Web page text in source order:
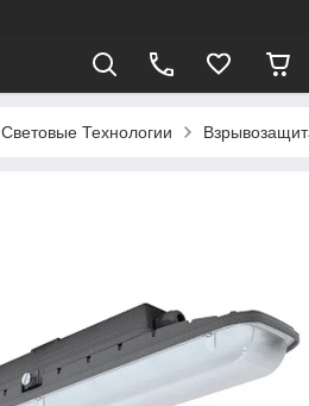
Световые Технологии